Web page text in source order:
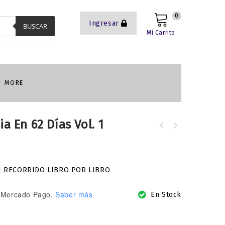
Ingresar
Mi Carrito
0
BUSCAR
MORE
En 62 Días Vol. 1
RECORRIDO LIBRO POR LIBRO
En Stock
Pago. Saber más